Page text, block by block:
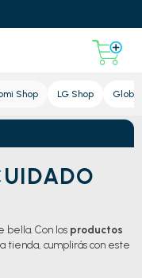
Shop LG Shop Global
bella. Con los productos
tienda, cumplirás con este